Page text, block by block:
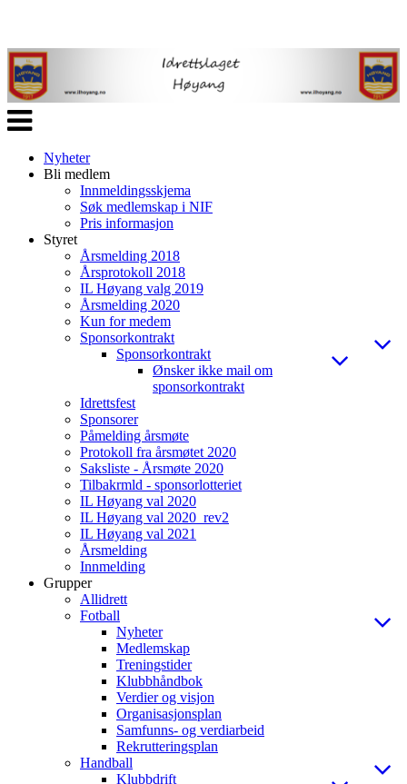
Veksle
navigasjon
Nyheter
Bli medlem
Innmeldingsskjema
Søk medlemskap i NIF
Pris informasjon
Styret
Årsmelding 2018
Årsprotokoll 2018
IL Høyang valg 2019
Årsmelding 2020
Kun for medem
Sponsorkontrakt
Sponsorkontrakt
Ønsker ikke mail om
sponsorkontrakt
Idrettsfest
Sponsorer
Påmelding årsmøte
Protokoll fra årsmøtet 2020
Saksliste - Årsmøte 2020
Tilbakrmld - sponsorlotteriet
IL Høyang val 2020
IL Høyang val 2020_rev2
IL Høyang val 2021
Årsmelding
Innmelding
Grupper
Allidrett
Fotball
Nyheter
Medlemskap
Treningstider
Klubbhåndbok
Verdier og visjon
Organisasjonsplan
Samfunns- og verdiarbeid
Rekrutteringsplan
Handball
Klubbdrift